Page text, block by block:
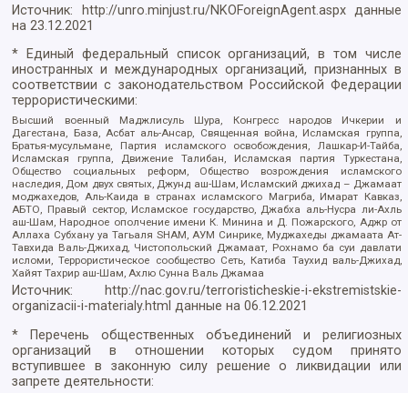
Источник: http://unro.minjust.ru/NKOForeignAgent.aspxданные
на23.12.2021
* Единый федеральный список организаций, в том числе
иностранных и международных организаций, признанных в
соответствии с законодательством Российской Федерации
террористическими:
Высший военный Маджлисуль Шура, Конгресс народов Ичкерии и
Дагестана, База, Асбат аль-Ансар, Священная война, Исламская группа,
Братья-мусульмане, Партия исламского освобождения, Лашкар-И-Тайба,
Исламская группа, Движение Талибан, Исламская партия Туркестана,
Общество социальных реформ, Общество возрождения исламского
наследия, Дом двух святых, Джунд аш-Шам, Исламский джихад – Джамаат
моджахедов, Аль-Каида в странах исламского Магриба, Имарат Кавказ,
АБТО, Правый сектор, Исламское государство, Джабха аль-Нусра ли-Ахль
аш-Шам, Народное ополчение имени К. Минина и Д. Пожарского, Аджр от
Аллаха Субхану уа Тагьаля SHAM, АУМ Синрике, Муджахеды джамаата Ат-
Тавхида Валь-Джихад, Чистопольский Джамаат, Рохнамо ба суи давлати
исломи, Террористическое сообщество Сеть, Катиба Таухид валь-Джихад,
Хайят Тахрир аш-Шам, Ахлю Сунна Валь Джамаа
Источник:
http://nac.gov.ru/terroristicheskie-i-ekstremistskie-
organizacii-i-materialy.html данные на06.12.2021
* Перечень общественных объединений и религиозных
организаций в отношении которых судом принято
вступившее в законную силу решение о ликвидации или
запрете деятельности: